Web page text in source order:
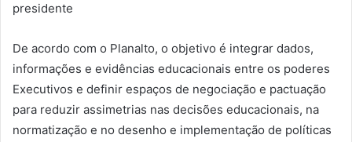
presidente
De acordo com o Planalto, o objetivo é integrar dados,
informações e evidências educacionais entre os poderes
Executivos e definir espaços de negociação e pactuação
para reduzir assimetrias nas decisões educacionais, na
normatização e no desenho e implementação de políticas